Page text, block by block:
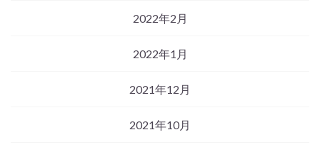
2022年2月
2022年1月
2021年12月
2021年10月